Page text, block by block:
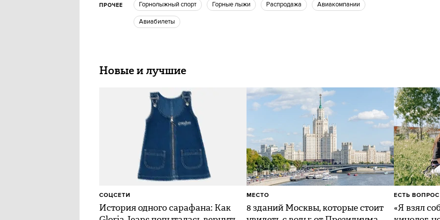
ПРОЧЕЕ Горнолыжный спорт Горные лыжи Распродажа Авиакомпании
Авиабилеты
Новые и лучшие
История одного сарафана: Как
СОЦСЕТИ
8 зданий Москвы, которые стоит
МЕСТО
«Я взял
ЕСТЬ ВОПРОС